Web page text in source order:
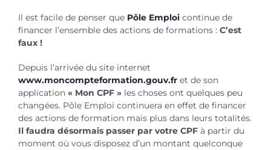
Il est facile de penser que Pôle Emploi continue de
financer l’ensemble des actions de formations : C’est
faux !
Depuis l’arrivée du site internet
www.moncompteformation.gouv.fr et de son
application « Mon CPF » les choses ont quelques peu
changées. Pôle Emploi continuera en effet de financer
des actions de formation mais plus dans leurs totalités.
Il faudra désormais passer par votre CPF à partir du
moment où vous disposez d’un montant quelconque